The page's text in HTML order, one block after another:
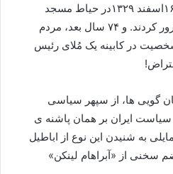
دستور ترورش را داده! یا در۱۶اسفند ۱۳۲۹در حیاط مسجد
شاه، رزم‌آرا نخست‌وزیر را ترور کردند. و ۷۴ سال بعد، مردم
در کابینه یک مُلای رئیس
گویی ها، از سپهر سیاسی
سیاست ایران بر همان پاشنه ی
به شنیدن این نوع از اباطیل
سخنی از «آبراهام لینکن»